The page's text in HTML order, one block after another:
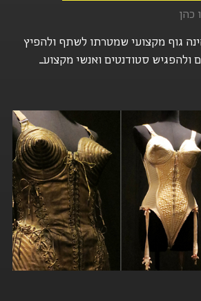
גוף מקצועי שמטרתו לשתף ולהפיץ
ולהפגיש סטודנטים ואנשי מקצוע...